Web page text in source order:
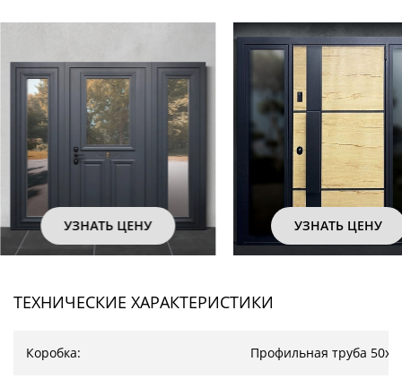
УЗНАТЬ ЦЕНУ
ТЕХНИЧЕСКИЕ ХАРАКТЕРИСТИКИ
Коробка: Профильная труба